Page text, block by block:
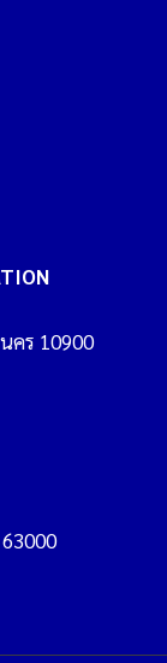
คร 10900